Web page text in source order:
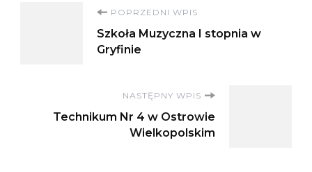
Nawigacja
wpisu
POPRZEDNI WPIS
Szkoła Muzyczna I stopnia w
Gryfinie
NASTĘPNY WPIS
Technikum Nr 4 w Ostrowie
Wielkopolskim